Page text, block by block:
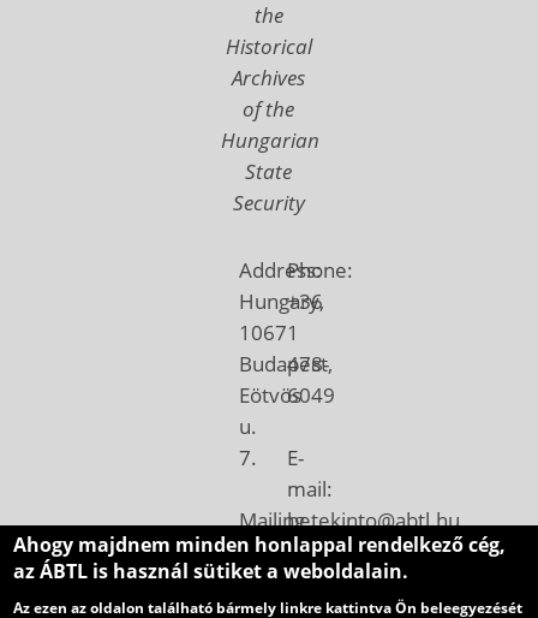
the
Historical
Archives
of the
Hungarian
State
Security
Address:
Hungary,
1067
Budapest,
Eötvös
u.
7.
Mailing
address:
Hungary,
Phone:
+36
1
478-
6049
E-
mail:
betekinto@abtl.hu
Ahogy majdnem minden honlappal rendelkező cég,
az ÁBTL is használ sütiket a weboldalain.
Az ezen az oldalon található bármely linkre kattintva Ön beleegyezését